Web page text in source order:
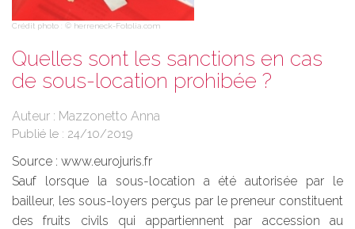
Crédit photo : © herreneck-Fotolia.com
Quelles sont les sanctions en cas
de sous-location prohibée ?
Auteur : Mazzonetto Anna
Publié le : 24/10/2019
Source : www.eurojuris.fr
Sauf lorsque la sous-location a été autorisée par le
bailleur, les sous-loyers perçus par le preneur constituent
des fruits civils qui appartiennent par accession au